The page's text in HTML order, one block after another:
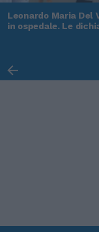
Leonardo Maria Del
in ospedale. Le